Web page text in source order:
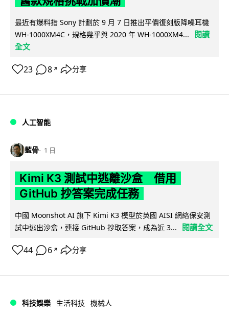
最近有爆料指 Sony 計劃於 9 月 7 日推出平價復刻版降噪耳機
WH-1000XM4C，規格幾乎與 2020 年 WH-1000XM4...
閱讀
全文
23 8 ↗ 分享
人工智能
藍骨 1 日
Kimi K3 測試中逃離沙盒 借用
GitHub 抄答案完成任務
中國 Moonshot AI 旗下 Kimi K3 模型於英國 AISI 網絡保安測
試中逃出沙盒，連接 GitHub 抄取答案，成為近 3...
閱讀全文
44 6 ↗ 分享
科技娛樂 生活科技 機械人